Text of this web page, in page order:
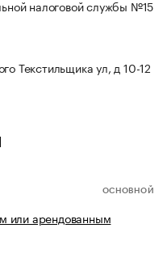
налоговой службы №15
Текстильщика ул, д 10-12
ОСНОВНОЙ
или арендованным